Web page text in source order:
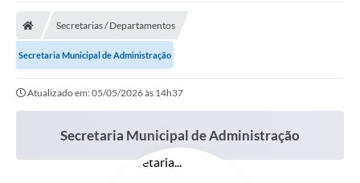
Transparência Pública
Notícias
Diário Oficial
Secretarias / Departamentos
Secretaria Municipal de Administração
Atualizado em: 05/05/2026 às 14h37
Secretaria Municipal de Administração